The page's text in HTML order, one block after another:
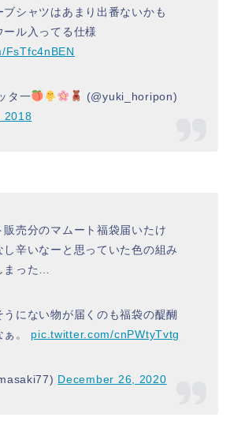
ブシャツはあまり出番ないかも
ル入ってる仕様
FsTfc4nBEN
タ一
(@yuki_horipon)
2018
販売分のマムート福袋届いたけ
辛いなーと思っていた色の組み
まった…
うにない物が届くのも福袋の醍醐
。 pic.twitter.com/cnPWtyTvtg
December 26, 2020